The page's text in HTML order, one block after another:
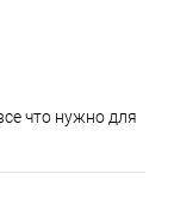
что нужно для